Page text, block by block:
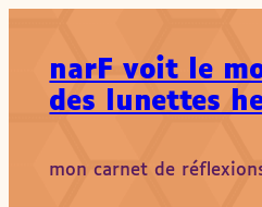
contenu
narF voit le
des lunettes
mon carnet de